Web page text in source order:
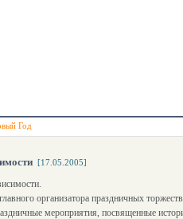
Год
[17.05.2005]
организатора праздничных
мероприятия, посвященные